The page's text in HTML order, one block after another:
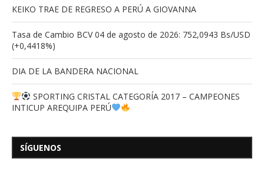
KEIKO TRAE DE REGRESO A PERÚ A GIOVANNA
Tasa de Cambio BCV 04 de agosto de 2026: 752,0943 Bs/USD
(+0,4418%)
DIA DE LA BANDERA NACIONAL
SPORTING CRISTAL CATEGORÍA 2017 – CAMPEONES
INTICUP AREQUIPA PERÚ
SÍGUENOS